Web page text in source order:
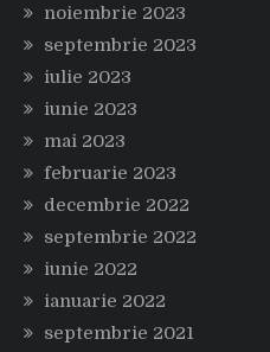
noiembrie 2023
septembrie 2023
iulie 2023
iunie 2023
mai 2023
februarie 2023
decembrie 2022
septembrie 2022
iunie 2022
ianuarie 2022
septembrie 2021